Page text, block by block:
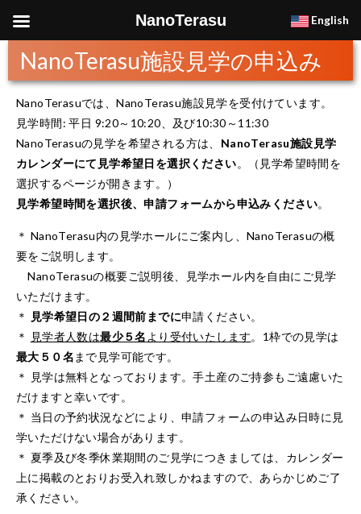
NanoTerasu施設見学の申込み
NanoTerasuでは、NanoTerasu施設見学を受付けています。
見学時間: 平日 9:20～10:20、及び10:30～11:30
NanoTerasuの見学を希望される方は、 NanoTerasu施設見学
カレンダーにて見学希望日を選択ください。（見学希望時間を
選択するページが開きます。）
見学希望時間を選択後、申請フォームから申込みください。
＊ NanoTerasu内の見学ホールにご案内し、NanoTerasuの概
要をご説明します。
NanoTerasuの概要ご説明後、見学ホール内を自由にご見学
いただけます。
＊
見学希望日の２週間前までに申請ください。
＊
見学者人数は最少５名 より受付いたします。1枠での見学は
最大５０名 まで見学可能です。
＊ 見学は無料となっております。手土産のご持参もご遠慮いた
だけますと幸いです。
＊ 当日の予約状況などにより、申請フォームの申込み日時に見
学いただけない場合があります。
＊ 夏季及び冬季休業期間のご見学につきましては、カレンダー
上に掲載のとおりお受入れ致しかねますので、あらかじめご了
承ください。
NanoTerasu English